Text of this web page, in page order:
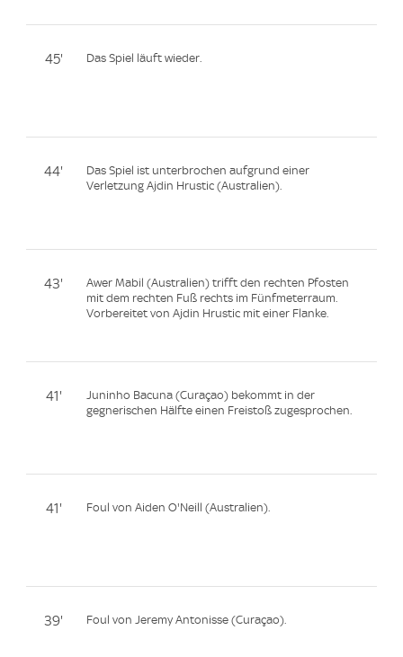
45' Das Spiel läuft wieder.
44'
Das Spiel ist unterbrochen aufgrund einer
Verletzung Ajdin Hrustic (Australien).
43'
Awer Mabil (Australien) trifft den rechten Pfosten
mit dem rechten Fuß rechts im Fünfmeterraum.
Vorbereitet von Ajdin Hrustic mit einer Flanke.
41'
Juninho Bacuna (Curaçao) bekommt in der
gegnerischen Hälfte einen Freistoß zugesprochen.
41' Foul von Aiden O'Neill (Australien).
39' Foul von Jeremy Antonisse (Curaçao).